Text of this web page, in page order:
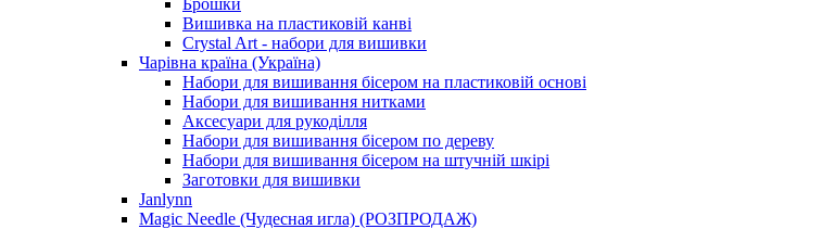
Вишивка на пластиковій канві
Crystal Art - набори для вишивки
Чарівна країна (Україна)
Набори для вишивання бісером на пластиковій основі
Набори для вишивання нитками
Аксесуари для рукоділля
Набори для вишивання бісером по дереву
Набори для вишивання бісером на штучній шкірі
Заготовки для вишивки
Janlynn
Magic Needle (Чудесная игла) (РОЗПРОДАЖ)